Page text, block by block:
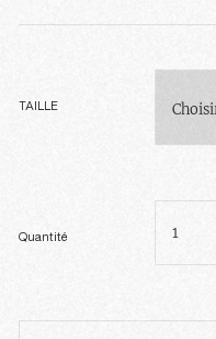
TAILLE
Quantité
quantité
shirt